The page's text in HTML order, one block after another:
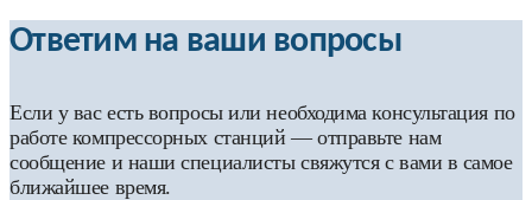
Ответим на ваши вопросы
Если у вас есть вопросы или необходима консультация по
работе компрессорных станций — отправьте нам
сообщение и наши специалисты свяжутся с вами в самое
ближайшее время.